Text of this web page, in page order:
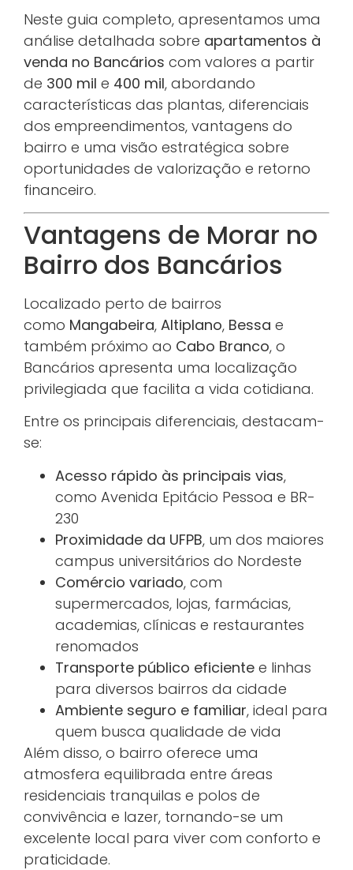
Neste guia completo, apresentamos uma
análise detalhada sobre apartamentos à
venda no Bancários com valores a partir
de 300 mil e 400 mil, abordando
características das plantas, diferenciais
dos empreendimentos, vantagens do
bairro e uma visão estratégica sobre
oportunidades de valorização e retorno
financeiro.
Vantagens de Morar no
Bairro dos Bancários
Localizado perto de bairros
como Mangabeira, Altiplano, Bessa e
também próximo ao Cabo Branco, o
Bancários apresenta uma localização
privilegiada que facilita a vida cotidiana.
Entre os principais diferenciais, destacam-
se:
Acesso rápido às principais vias,
como Avenida Epitácio Pessoa e BR-
230
Proximidade da UFPB, um dos maiores
campus universitários do Nordeste
Comércio variado, com
supermercados, lojas, farmácias,
academias, clínicas e restaurantes
renomados
Transporte público eficiente e linhas
para diversos bairros da cidade
Ambiente seguro e familiar, ideal para
quem busca qualidade de vida
Além disso, o bairro oferece uma
atmosfera equilibrada entre áreas
residenciais tranquilas e polos de
convivência e lazer, tornando-se um
excelente local para viver com conforto e
praticidade.